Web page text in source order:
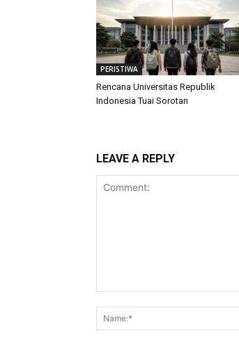
PERISTIWA
Rencana Universitas Republik
Indonesia Tuai Sorotan
LEAVE A REPLY